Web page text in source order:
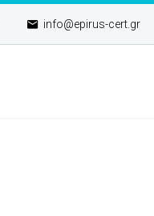
info@epirus-cert.gr